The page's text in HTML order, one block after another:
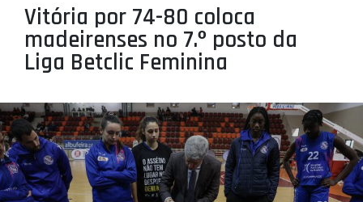
PROJETOS
LIGA BETCLIC MASCULINA
LIGA BETCLIC FEMININA
Vitória por 74-80 coloca
madeirenses no 7.º posto da
Liga Betclic Feminina